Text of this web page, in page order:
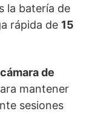
la batería de
rápida de 15
cámara de
mantener
sesiones